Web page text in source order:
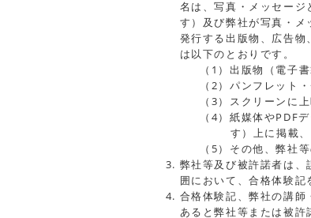
名は、写真・メッセージ
す）及び弊社が写真・メ
発行する出版物、広告
は以下のとおりです。
（1）出版物（電子
（2）パンフレット
（3）スクリーンに
（4）紙媒体やPDF
す）上に掲載
（5）その他、弊社
弊社等及び被許諾者は
囲において、合格体験記
合格体験記、弊社の講
あると弊社等または被